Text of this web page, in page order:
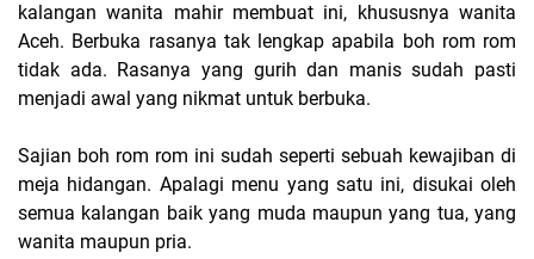
kalangan wanita mahir membuat ini, khususnya wanita
Aceh. Berbuka rasanya tak lengkap apabila boh rom rom
tidak ada. Rasanya yang gurih dan manis sudah pasti
menjadi awal yang nikmat untuk berbuka.
Sajian boh rom rom ini sudah seperti sebuah kewajiban di
meja hidangan. Apalagi menu yang satu ini, disukai oleh
semua kalangan baik yang muda maupun yang tua, yang
wanita maupun pria.